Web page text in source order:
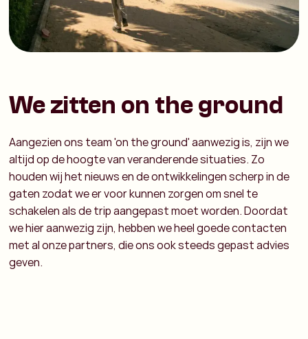
We zitten on the ground
Aangezien ons team 'on the ground' aanwezig is, zijn we
altijd op de hoogte van veranderende situaties. Zo
houden wij het nieuws en de ontwikkelingen scherp in de
gaten zodat we er voor kunnen zorgen om snel te
schakelen als de trip aangepast moet worden. Doordat
we hier aanwezig zijn, hebben we heel goede contacten
met al onze partners, die ons ook steeds gepast advies
geven.